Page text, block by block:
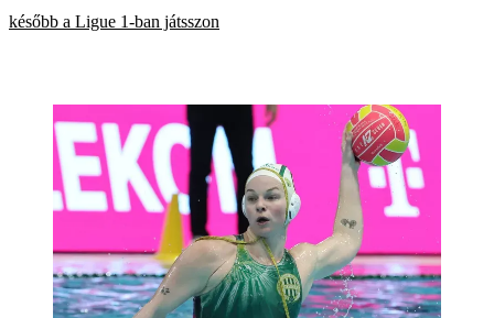
később a Ligue 1-ban játsszon